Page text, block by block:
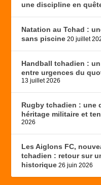
une discipline en
Natation au Tchad :
sans piscine 20 juillet
Handball tchadien :
entre urgences du
13 juillet 2026
Rugby tchadien : une
héritage militaire et
2026
Les Aiglons FC,
tchadien : retour sur
historique 26 juin 2026